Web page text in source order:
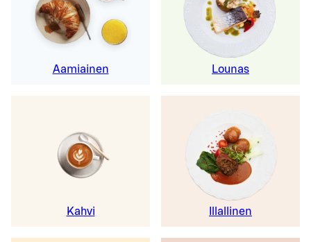
Aamiainen Lounas
Kahvi Illallinen